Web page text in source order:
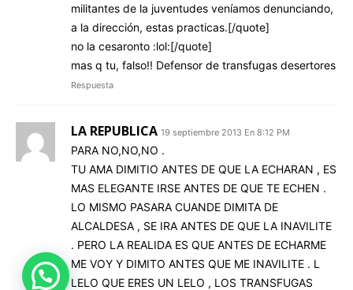
militantes de la juventudes veníamos denunciando,
a la dirección, estas practicas.[/quote]
no la cesaronto :lol:[/quote]
mas q tu, falso!! Defensor de transfugas desertores
Respuesta
LA REPUBLICA 19 septiembre 2013 En 8:12 PM
PARA NO,NO,NO .
TU AMA DIMITIO ANTES DE QUE LA ECHARAN , ES
MAS ELEGANTE IRSE ANTES DE QUE TE ECHEN .
LO MISMO PASARA CUANDE DIMITA DE
ALCALDESA , SE IRA ANTES DE QUE LA INAVILITE
. PERO LA REALIDA ES QUE ANTES DE ECHARME
ME VOY Y DIMITO ANTES QUE ME INAVILITE . L
LELO QUE ERES UN LELO , LOS TRANSFUGAS